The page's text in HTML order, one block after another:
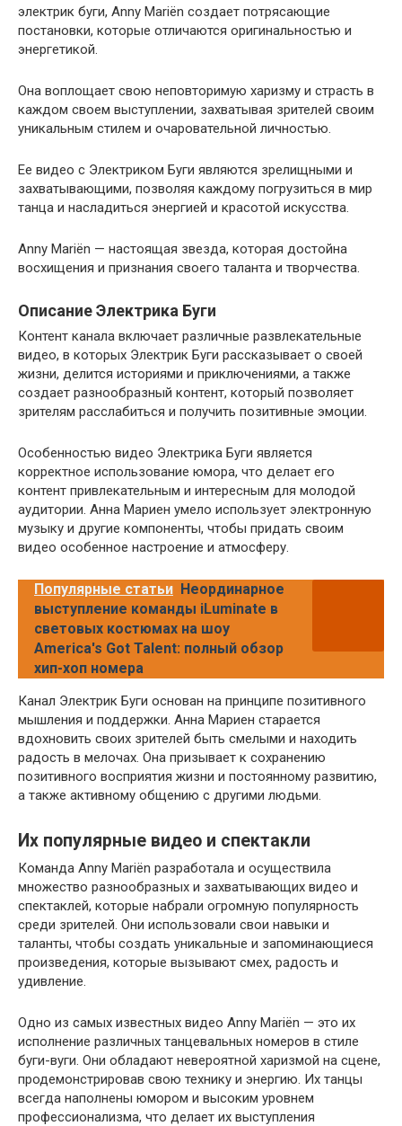
электрик буги, Anny Mariën создает потрясающие
постановки, которые отличаются оригинальностью и
энергетикой.
Она воплощает свою неповторимую харизму и страсть в
каждом своем выступлении, захватывая зрителей своим
уникальным стилем и очаровательной личностью.
Ее видео с Электриком Буги являются зрелищными и
захватывающими, позволяя каждому погрузиться в мир
танца и насладиться энергией и красотой искусства.
Anny Mariën — настоящая звезда, которая достойна
восхищения и признания своего таланта и творчества.
Описание Электрика Буги
Контент канала включает различные развлекательные
видео, в которых Электрик Буги рассказывает о своей
жизни, делится историями и приключениями, а также
создает разнообразный контент, который позволяет
зрителям расслабиться и получить позитивные эмоции.
Особенностью видео Электрика Буги является
корректное использование юмора, что делает его
контент привлекательным и интересным для молодой
аудитории. Анна Мариен умело использует электронную
музыку и другие компоненты, чтобы придать своим
видео особенное настроение и атмосферу.
Популярные статьи Неординарное
выступление команды iLuminate в
световых костюмах на шоу
America's Got Talent: полный обзор
хип-хоп номера
Канал Электрик Буги основан на принципе позитивного
мышления и поддержки. Анна Мариен старается
вдохновить своих зрителей быть смелыми и находить
радость в мелочах. Она призывает к сохранению
позитивного восприятия жизни и постоянному развитию,
а также активному общению с другими людьми.
Их популярные видео и спектакли
Команда Anny Mariën разработала и осуществила
множество разнообразных и захватывающих видео и
спектаклей, которые набрали огромную популярность
среди зрителей. Они использовали свои навыки и
таланты, чтобы создать уникальные и запоминающиеся
произведения, которые вызывают смех, радость и
удивление.
Одно из самых известных видео Anny Mariën — это их
исполнение различных танцевальных номеров в стиле
буги-вуги. Они обладают невероятной харизмой на сцене,
продемонстрировав свою технику и энергию. Их танцы
всегда наполнены юмором и высоким уровнем
профессионализма, что делает их выступления